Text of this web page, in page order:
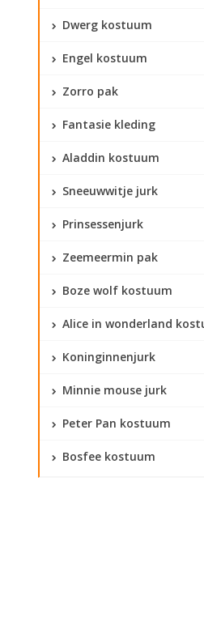
Dwerg kostuum
Engel kostuum
Zorro pak
Fantasie kleding
Aladdin kostuum
Sneeuwwitje jurk
Prinsessenjurk
Zeemeermin pak
Boze wolf kostuum
Alice in wonderland
Koninginnenjurk
Minnie mouse jurk
Peter Pan kostuum
Bosfee kostuum